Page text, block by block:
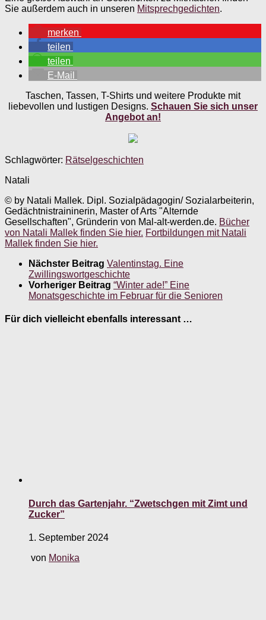
Sie außerdem auch in unseren Mitsprechgedichten.
merken
teilen
teilen
E-Mail
Taschen, Tassen, T-Shirts und weitere Produkte mit
liebevollen und lustigen Designs. Schauen Sie sich unser
Angebot an!
Schlagwörter: Rätselgeschichten
Natali
© by Natali Mallek. Dipl. Sozialpädagogin/ Sozialarbeiterin,
Gedächtnistraininerin, Master of Arts "Alternde
Gesellschaften", Gründerin von Mal-alt-werden.de. Bücher
von Natali Mallek finden Sie hier. Fortbildungen mit Natali
Mallek finden Sie hier.
Nächster Beitrag Valentinstag. Eine
Zwillingswortgeschichte
Vorheriger Beitrag “Winter ade!” Eine
Monatsgeschichte im Februar für die Senioren
Für dich vielleicht ebenfalls interessant …
Durch das Gartenjahr. “Zwetschgen mit Zimt und
Zucker”
1. September 2024
von Monika